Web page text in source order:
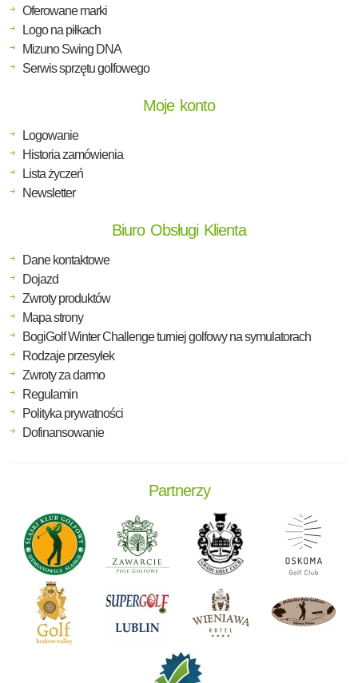
Oferowane marki
Logo na piłkach
Mizuno Swing DNA
Serwis sprzętu golfowego
Moje konto
Logowanie
Historia zamówienia
Lista życzeń
Newsletter
Biuro Obsługi Klienta
Dane kontaktowe
Dojazd
Zwroty produktów
Mapa strony
BogiGolf Winter Challenge turniej golfowy na symulatorach
Rodzaje przesyłek
Zwroty za darmo
Regulamin
Polityka prywatności
Dofinansowanie
Partnerzy